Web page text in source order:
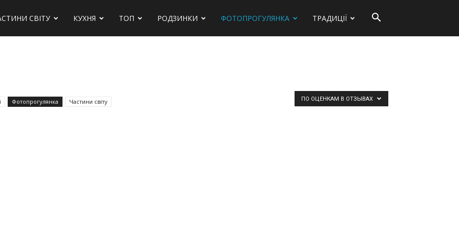
СВІТУ КУХНЯ ТОП РОДЗИНКИ ФОТОПРОГУЛЯНКА ТРАДИЦІЇ
Фотопрогулянка Частини світу ПО ОЦЕНКАМ В ОТЗЫВАХ